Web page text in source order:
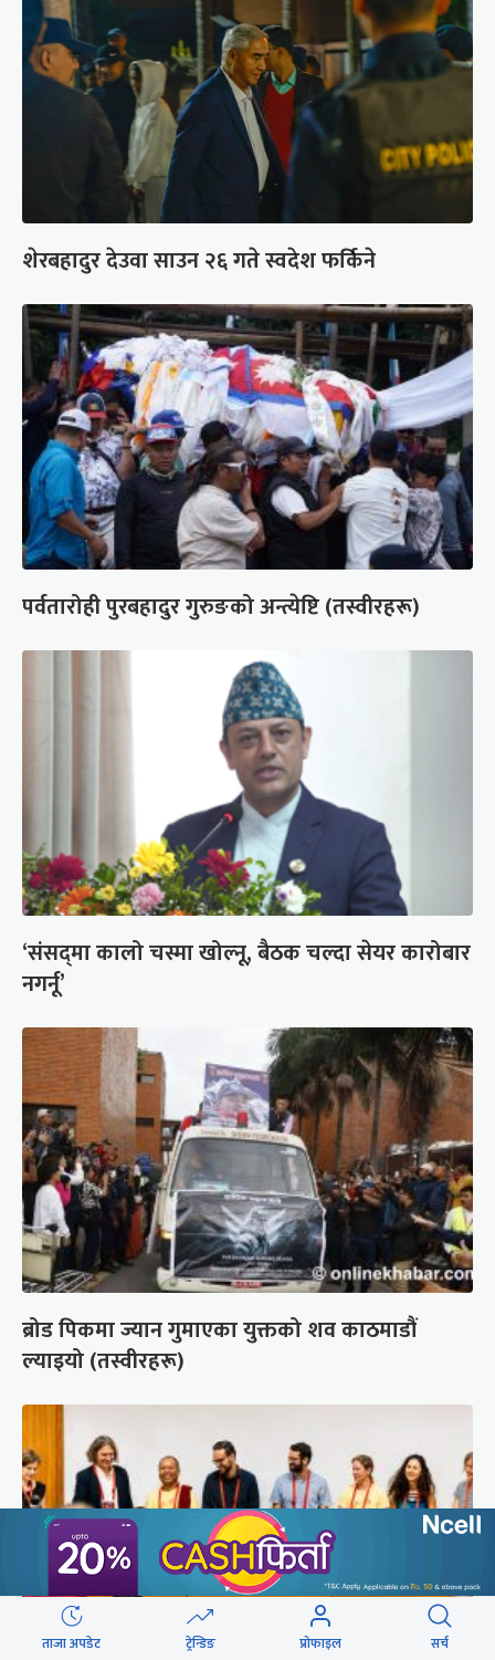
शेरबहादुर देउवा साउन २६ गते स्वदेश फर्किने
पर्वतारोही पुरबहादुर गुरुङको अन्त्येष्टि (तस्वीरहरू)
‘संसद्‍मा कालो चस्मा खोल्नू, बैठक चल्दा सेयर कारोबार
नगर्नू’
ब्रोड पिकमा ज्यान गुमाएका युक्तको शव काठमाडौं
ल्याइयो (तस्वीरहरू)
ताजा अपडेट ट्रेन्डिङ प्रोफाइल सर्च